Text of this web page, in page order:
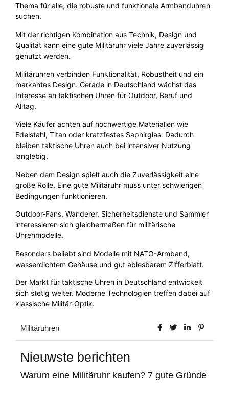
Thema für alle, die robuste und funktionale Armbanduhren
suchen.
Mit der richtigen Kombination aus Technik, Design und
Qualität kann eine gute Militäruhr viele Jahre zuverlässig
genutzt werden.
Militäruhren verbinden Funktionalität, Robustheit und ein
markantes Design. Gerade in Deutschland wächst das
Interesse an taktischen Uhren für Outdoor, Beruf und
Alltag.
Viele Käufer achten auf hochwertige Materialien wie
Edelstahl, Titan oder kratzfestes Saphirglas. Dadurch
bleiben taktische Uhren auch bei intensiver Nutzung
langlebig.
Neben dem Design spielt auch die Zuverlässigkeit eine
große Rolle. Eine gute Militäruhr muss unter schwierigen
Bedingungen funktionieren.
Outdoor-Fans, Wanderer, Sicherheitsdienste und Sammler
interessieren sich gleichermaßen für militärische
Uhrenmodelle.
Besonders beliebt sind Modelle mit NATO-Armband,
wasserdichtem Gehäuse und gut ablesbarem Zifferblatt.
Der Markt für taktische Uhren in Deutschland entwickelt
sich stetig weiter. Moderne Technologien treffen dabei auf
klassische Militär-Optik.
Militäruhren
Nieuwste berichten
Warum eine Militäruhr kaufen? 7 gute Gründe